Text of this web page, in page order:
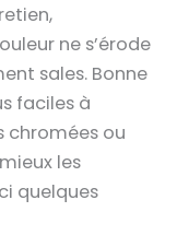
ne s’érode
sales. Bonne
faciles à
chromées ou
les
quelques